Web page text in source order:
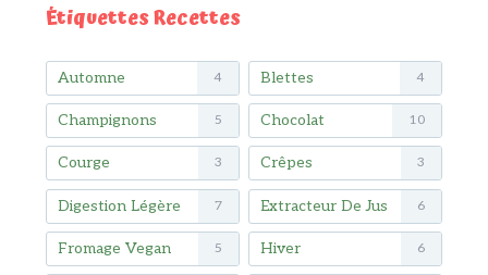
Étiquettes Recettes
Automne 4 Blettes 4
Champignons 5 Chocolat 10
Courge 3 Crêpes 3
Digestion Légère 7 Extracteur De Jus 6
Fromage Vegan 5 Hiver 6